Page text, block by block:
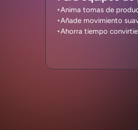
Anima tomas de
Añade movimiento
Ahorra tiempo